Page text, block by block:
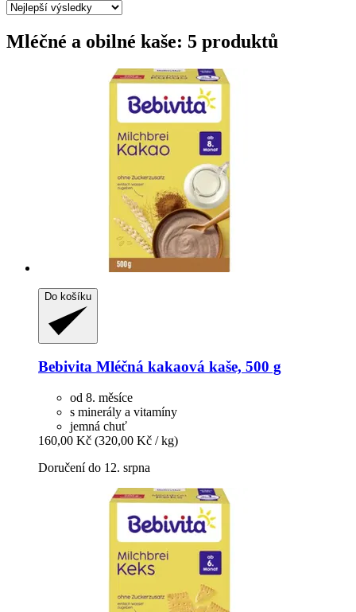
Mléčné a obilné kaše: 5 produktů
Do košíku
Bebivita Mléčná kakaová kaše, 500 g
od 8. měsíce
s minerály a vitamíny
jemná chuť
160,00 Kč (320,00 Kč / kg)
Doručení do 12. srpna